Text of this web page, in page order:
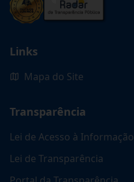
Links
Mapa do Site
Transparência
Lei de Acesso à Informação
Lei de Transparência